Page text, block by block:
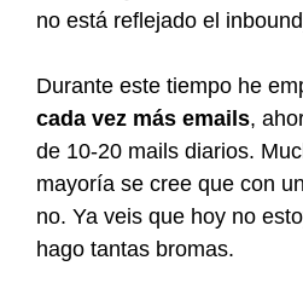
no está reflejado el
Durante este tiempo he
cada vez más emails,
de 10-20 mails diarios.
mayoría se cree que con
no. Ya veis que hoy no
hago tantas bromas.